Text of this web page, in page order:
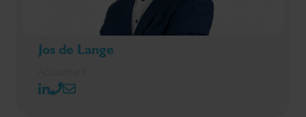
Jos de Lange